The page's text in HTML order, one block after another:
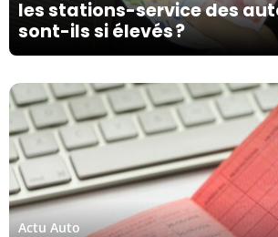
les stations-service des
sont-ils si élevés ?
Actu Auto